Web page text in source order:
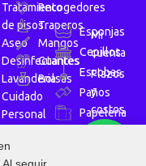
Tratamiento
de pisos
Aseo
Desinfectantes
Lavanderia
Cuidado
Personal
Recogedores
Traperos
Mangos
Guantes
Bolsas
Esponjas
Cepillos
Escobas
Paños
Papelería
Mi
cuenta
Plazos
y
costos
de